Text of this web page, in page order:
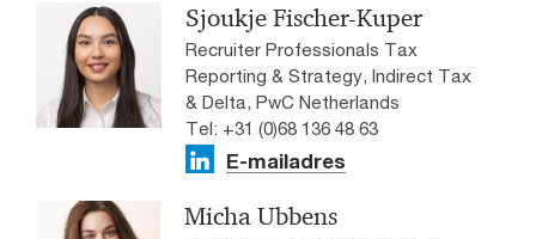
Sjoukje Fischer-Kuper
Recruiter Professionals​ Tax
Reporting & Strategy, Indirect Tax
& Delta, PwC Netherlands
Tel: +31 (0)68 136 48 63
E-mailadres
Micha Ubbens